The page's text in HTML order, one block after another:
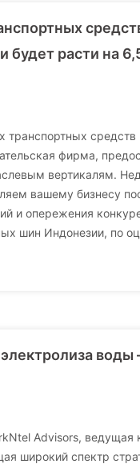
расти на
фирма,
вертикалям.
вашему бизнесу
и опережения
шин Индонезии, по
воды
Advisors, ведущая
широкий спектр